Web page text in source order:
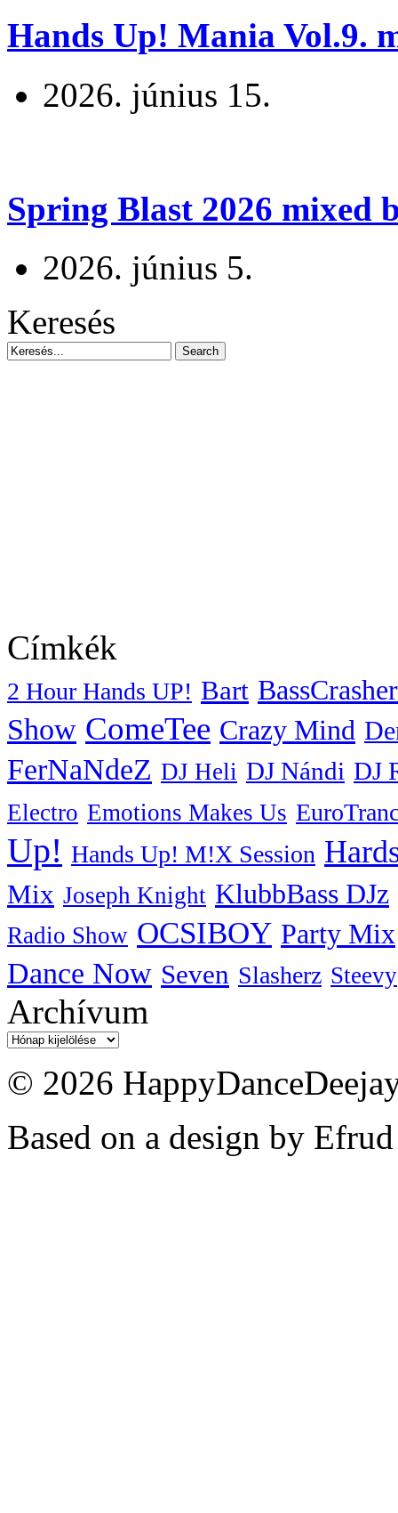
Hands Up! Mania Vol.9.
2026. június 15.
Spring Blast 2026 mixed
2026. június 5.
Keresés
Címkék
2 Hour Hands UP! Bart BassCrasher
Show ComeTee Crazy Mind
FerNaNdeZ DJ Heli DJ Nándi DJ
Electro Emotions Makes Us
Up! Hands Up! M!X Session
Mix Joseph Knight KlubbBass DJz
Radio Show OCSIBOY Party Mix
Dance Now Seven Slasherz Steevy
Archívum
Archívum
© 2026
Based on a design by Efrud